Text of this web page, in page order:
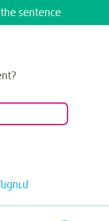
sentence